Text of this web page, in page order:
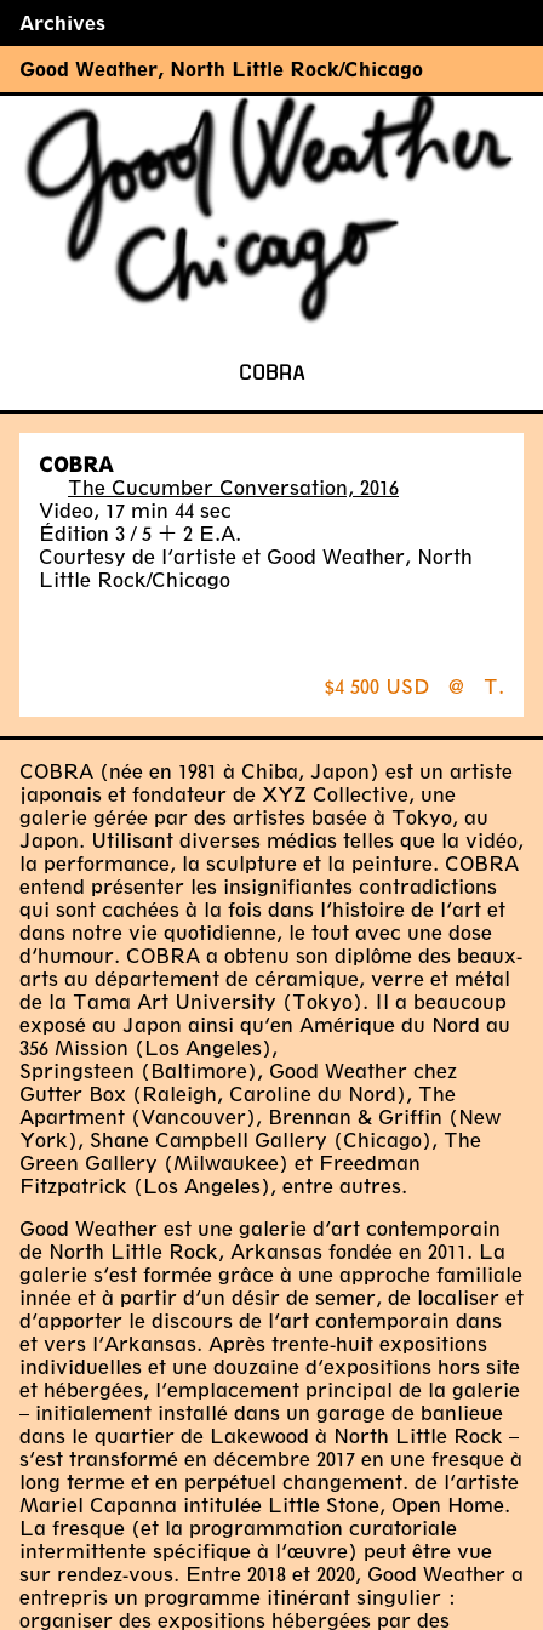
Archives
Good Weather, North Little Rock/Chicago
COBRA
COBRA
The Cucumber Conversation, 2016
Video, 17 min 44 sec
Édition 3 / 5 + 2 E.A.
Courtesy de l’artiste et Good Weather, North
Little Rock/Chicago
$4 500 USD @ T.
COBRA (née en 1981 à Chiba, Japon) est un artiste
japonais et fondateur de XYZ Collective, une
galerie gérée par des artistes basée à Tokyo, au
Japon. Utilisant diverses médias telles que la vidéo,
la performance, la sculpture et la peinture. COBRA
entend présenter les insignifiantes contradictions
qui sont cachées à la fois dans l’histoire de l’art et
dans notre vie quotidienne, le tout avec une dose
d’humour. COBRA a obtenu son diplôme des beaux-
arts au département de céramique, verre et métal
de la Tama Art University (Tokyo). Il a beaucoup
exposé au Japon ainsi qu’en Amérique du Nord au
356 Mission (Los Angeles),
Springsteen (Baltimore), Good Weather chez
Gutter Box (Raleigh, Caroline du Nord), The
Apartment (Vancouver), Brennan & Griffin (New
York), Shane Campbell Gallery (Chicago), The
Green Gallery (Milwaukee) et Freedman
Fitzpatrick (Los Angeles), entre autres.
Good Weather est une galerie d’art contemporain
de North Little Rock, Arkansas fondée en 2011. La
galerie s’est formée grâce à une approche familiale
innée et à partir d’un désir de semer, de localiser et
d’apporter le discours de l’art contemporain dans
et vers l’Arkansas. Après trente-huit expositions
individuelles et une douzaine d’expositions hors site
et hébergées, l’emplacement principal de la galerie
– initialement installé dans un garage de banlieue
dans le quartier de Lakewood à North Little Rock –
s’est transformé en décembre 2017 en une fresque à
long terme et en perpétuel changement. de l’artiste
Mariel Capanna intitulée Little Stone, Open Home.
La fresque (et la programmation curatoriale
intermittente spécifique à l’œuvre) peut être vue
sur rendez-vous. Entre 2018 et 2020, Good Weather a
entrepris un programme itinérant singulier :
organiser des expositions hébergées par des